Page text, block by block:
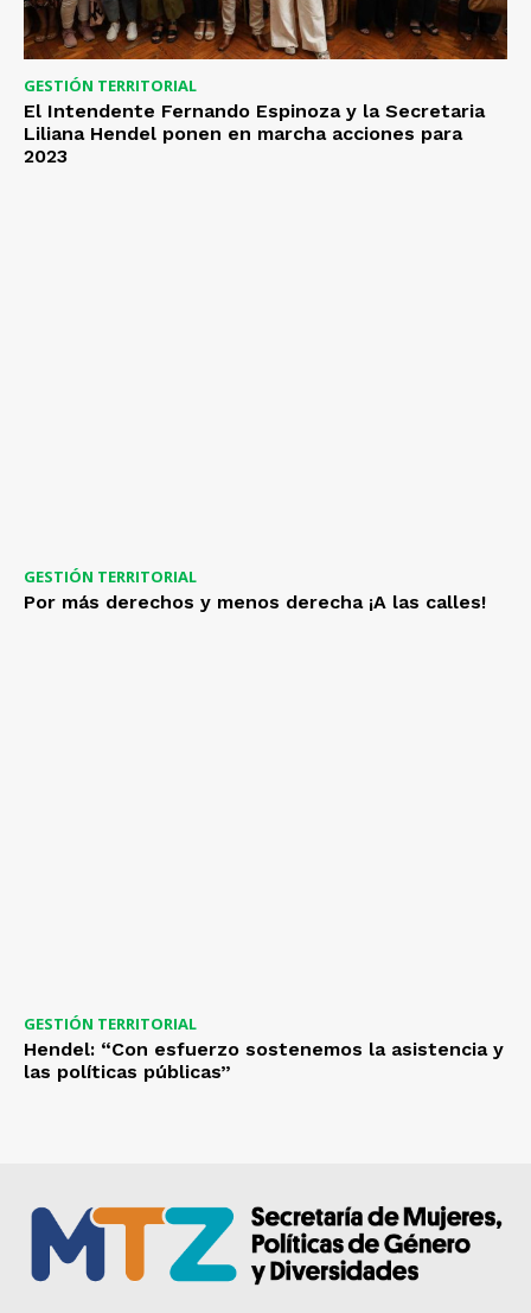
GESTIÓN TERRITORIAL
El Intendente Fernando Espinoza y la Secretaria
Liliana Hendel ponen en marcha acciones para
2023
GESTIÓN TERRITORIAL
Por más derechos y menos derecha ¡A las calles!
GESTIÓN TERRITORIAL
Hendel: “Con esfuerzo sostenemos la asistencia y
las políticas públicas”